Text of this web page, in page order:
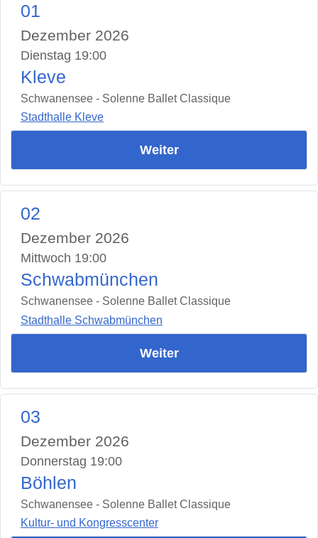
01
Dezember 2026
Dienstag 19:00
Kleve
Schwanensee - Solenne Ballet Classique
Stadthalle Kleve
Weiter
02
Dezember 2026
Mittwoch 19:00
Schwabmünchen
Schwanensee - Solenne Ballet Classique
Stadthalle Schwabmünchen
Weiter
03
Dezember 2026
Donnerstag 19:00
Böhlen
Schwanensee - Solenne Ballet Classique
Kultur- und Kongresscenter